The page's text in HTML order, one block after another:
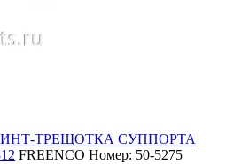
ТРЕЩОТКА СУППОРТА
FREENCO Номер: 50-5275